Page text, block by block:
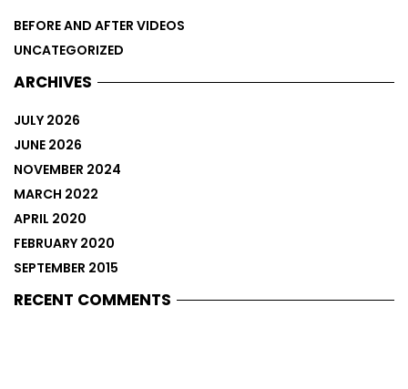
BEFORE AND AFTER VIDEOS
UNCATEGORIZED
ARCHIVES
JULY 2026
JUNE 2026
NOVEMBER 2024
MARCH 2022
APRIL 2020
FEBRUARY 2020
SEPTEMBER 2015
RECENT COMMENTS